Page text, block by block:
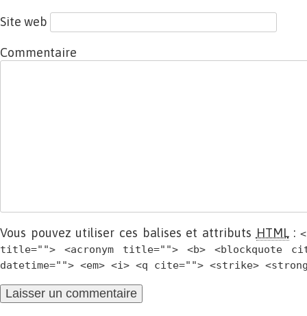
Site web
Commentaire
Vous pouvez utiliser ces balises et attributs HTML:
title=""> <acronym title=""> <b> <blockquote
datetime=""> <em> <i> <q cite=""> <strike>